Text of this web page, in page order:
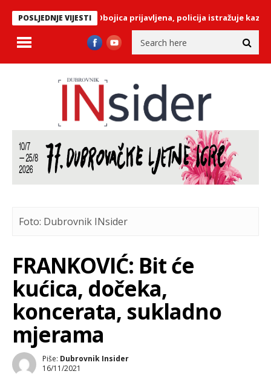
POSLJEDNJE VIJESTI
NA PILAMA: Obojica prijavljena, policija istražuje kazneno
Foto: Dubrovnik INsider
FRANKOVIĆ: Bit će
kućica, dočeka,
koncerata, sukladno
mjerama
Piše: Dubrovnik Insider
16/11/2021